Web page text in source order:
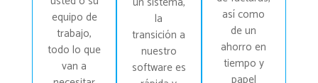
equipo de
trabajo,
todo lo que
van a
la
transición a
nuestro
software es
así como
de un
ahorro en
tiempo y